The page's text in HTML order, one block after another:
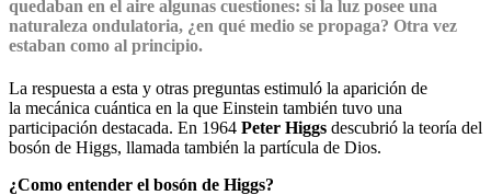
quedaban en el aire algunas cuestiones: si la luz posee una
naturaleza ondulatoria, ¿en qué medio se propaga? Otra vez
estaban como al principio.
La respuesta a esta y otras preguntas estimuló la aparición de
la mecánica cuántica en la que Einstein también tuvo una
participación destacada. En 1964 Peter Higgs descubrió la teoría del
bosón de Higgs, llamada también la partícula de Dios.
¿Como entender el bosón de Higgs?